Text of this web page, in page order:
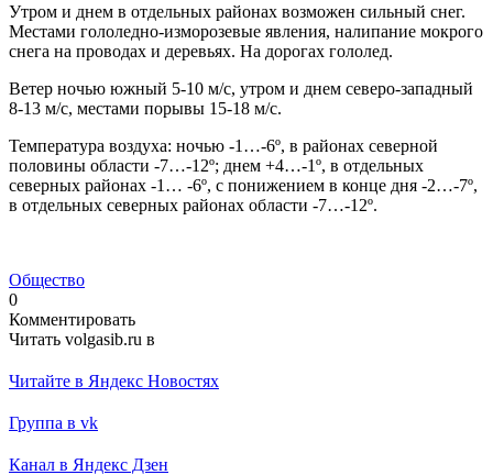
Утром и днем в отдельных районах возможен сильный снег.
Местами гололедно-изморозевые явления, налипание мокрого
снега на проводах и деревьях. На дорогах гололед.
Ветер ночью южный 5-10 м/с, утром и днем северо-западный
8-13 м/с, местами порывы 15-18 м/с.
Температура воздуха: ночью -1…-6º, в районах северной
половины области -7…-12º; днем +4…-1º, в отдельных
северных районах -1… -6º, с понижением в конце дня -2…-7º,
в отдельных северных районах области -7…-12º.
Общество
0
Комментировать
Читать volgasib.ru в
Читайте в Яндекс Новостях
Группа в vk
Канал в Яндекс Дзен